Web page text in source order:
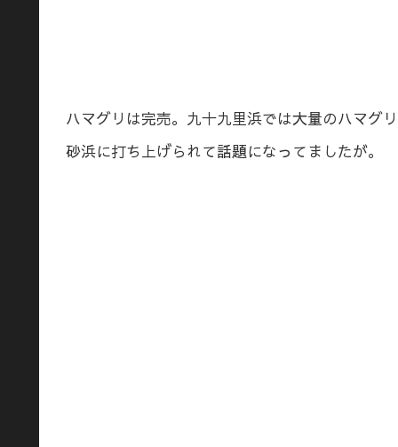
ハマグリは完売。九十九里浜では大量のハマグ
砂浜に打ち上げられて話題になってましたが。